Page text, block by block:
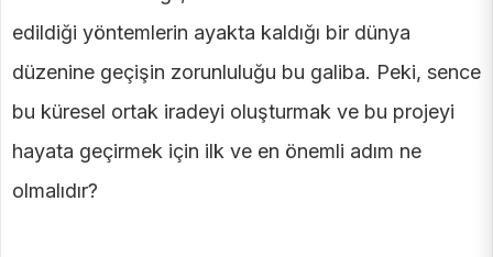
edildiği yöntemlerin ayakta kaldığı bir dünya
düzenine geçişin zorunluluğu bu galiba. Peki, sence
bu küresel ortak iradeyi oluşturmak ve bu projeyi
hayata geçirmek için ilk ve en önemli adım ne
olmalıdır?